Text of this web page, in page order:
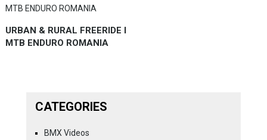
URBAN & RURAL FREERIDE l
MTB ENDURO ROMANIA
CATEGORIES
BMX Videos